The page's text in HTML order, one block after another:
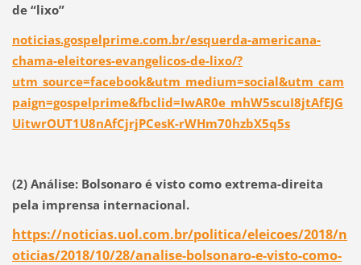
de “lixo”
noticias.gospelprime.com.br/esquerda-americana-
chama-eleitores-evangelicos-de-lixo/?
utm_source=facebook&utm_medium=social&utm_cam
paign=gospelprime&fbclid=IwAR0e_mhW5scuI8jtAfEJG
UitwrOUT1U8nAfCjrjPCesK-rWHm70hzbX5q5s
(2) Análise: Bolsonaro é visto como extrema-direita
pela imprensa internacional.
https://noticias.uol.com.br/politica/eleicoes/2018/n
oticias/2018/10/28/analise-bolsonaro-e-visto-como-